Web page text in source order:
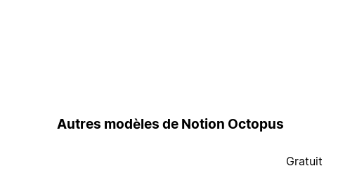
Autres modèles de Notion Octopus
Gratuit